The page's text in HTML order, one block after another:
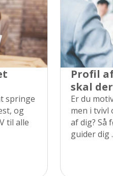
springe
og
til alle
Profil
skal
Er du
men i tvivl
af dig? Så
guider dig